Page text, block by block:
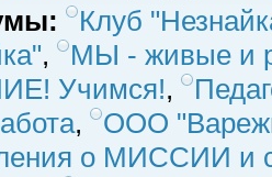
Клуб
,
МЫ - живые и
Учимся!,
,
ООО
о МИССИИ и